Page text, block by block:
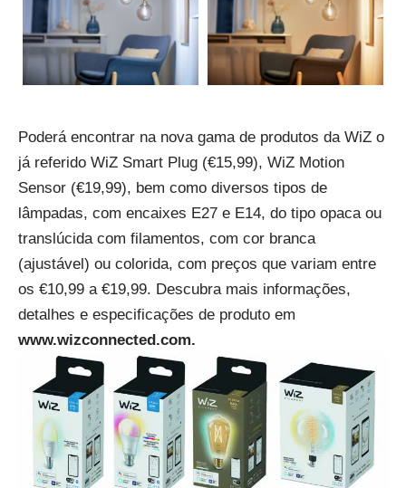
Poderá encontrar na nova gama de produtos da WiZ o
já referido WiZ Smart Plug (€15,99), WiZ Motion
Sensor (€19,99), bem como diversos tipos de
lâmpadas, com encaixes E27 e E14, do tipo opaca ou
translúcida com filamentos, com cor branca
(ajustável) ou colorida, com preços que variam entre
os €10,99 a €19,99. Descubra mais informações,
detalhes e especificações de produto em
www.wizconnected.com.